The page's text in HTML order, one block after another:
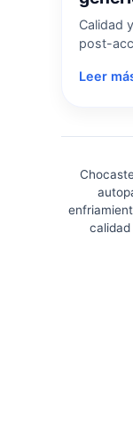
Calidad
post-
Leer
calidad